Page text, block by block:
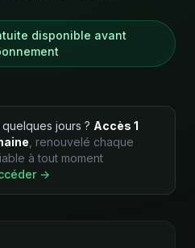
disponible avant
jours ? Accès 1
, renouvelé chaque
à tout moment
→